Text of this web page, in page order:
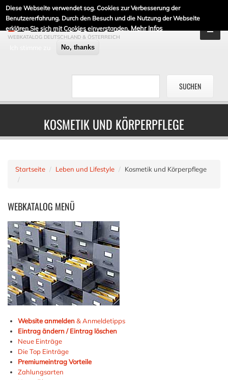
Diese Webseite verwendet sog. Cookies zur Verbesserung der
Benutzererfahrung. Durch den Besuch und die Nutzung der Webseite
erklären Sie sich mit Cookies einverstanden. Mehr Infos
No, thanks
DE-LINKLISTE.DE
WEBKATALOG DEUTSCHLAND & ÖSTERREICH
KOSMETIK UND KÖRPERPFLEGE
Startseite Leben und Lifestyle Kosmetik und Körperpflege
WEBKATALOG MENÜ
Website anmelden& Anmeldetipps
Eintrag ändern / Eintrag löschen
Neue Einträge
Die Top Einträge
Premiumeintrag Vorteile
Zahlungsarten